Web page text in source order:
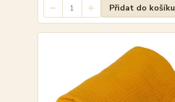
Přidat do košíku